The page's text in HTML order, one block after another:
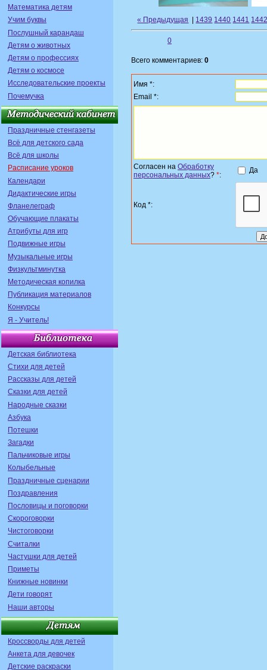
Математика детям
Учим буквы
Послушный карандаш
Детям о животных
Детям о профессиях
Детям о космосе
Исследовательские проекты
Почемучка
Праздничные стенгазеты
Всё для детского сада
Всё для школы
Расписание уроков
Календари
Дидактические игры
Фланелеграф
Обучающие плакаты
Атрибуты для игр
Подвижные игры
Музыкальные игры
Физкультминутка
Методическая копилка
Публикация материалов
Конкурсы
Я - Учитель!
Детская библиотека
Стихи для детей
Рассказы для детей
Сказки для детей
Народные сказки
Азбука
Потешки
Загадки
Пальчиковые игры
Колыбельные
Праздничные сценарии
Поздравления
Пословицы и поговорки
Скороговорки
Чистоговорки
Считалки
Частушки для детей
Приметы
Книжные новинки
Дети говорят
Наши авторы
Кроссворды для детей
Анкета для девочек
Детские раскраски
« Предыдущая 1439 1440 1441
0
Всего комментариев: 0
Имя *:
Email *:
Согласен на Обработку
персональных данных? *:
Да
Код *: